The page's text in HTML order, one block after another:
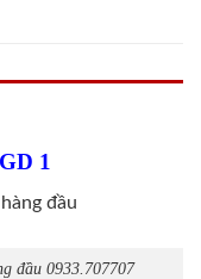
1
đầu 0933.707707